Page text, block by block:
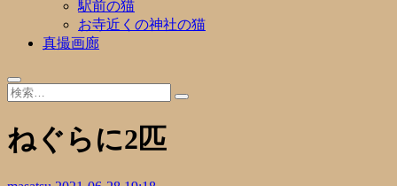
駅前の猫
お寺近くの神社の猫
真撮画廊
ねぐらに2匹